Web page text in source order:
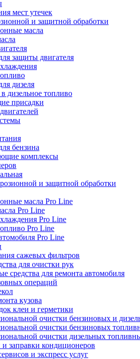
мест утечек
и защитной обработки
масла
защиты двигателя
дизеля
дизельное топливо
присадки
бензина
комплексы
и защитной обработки
масла Pro Line
Pro Line
Pro Line
Pro Line
Pro Line
сажевых фильтров
для очистки рук
средства для ремонта автомобиля
операций
кузова
клеи и герметики
очистки бензиновых и
очистки бензиновых
очистки дизельных
заправки кондиционеров
и экспресс услуг